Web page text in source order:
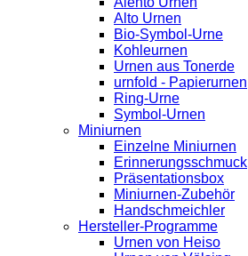
Alto Urnen
Bio-Symbol-Urne
Kohleurnen
Urnen aus Tonerde
urnfold - Papierurnen
Ring-Urne
Symbol-Urnen
Miniurnen
Einzelne Miniurnen
Erinnerungsschmuck
Präsentationsbox
Miniurnen-Zubehör
Handschmeichler
Hersteller-Programme
Urnen von Heiso